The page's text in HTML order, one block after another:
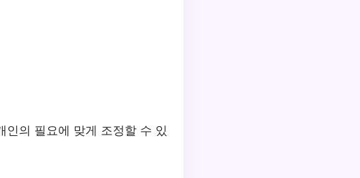
인의 필요에 맞게 조정할 수 있